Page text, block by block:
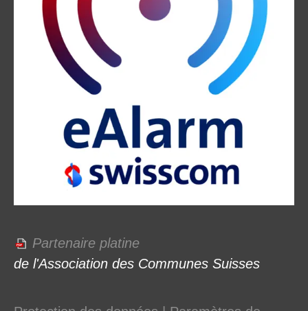
Partenaire platine
de l'Association des Communes Suisses